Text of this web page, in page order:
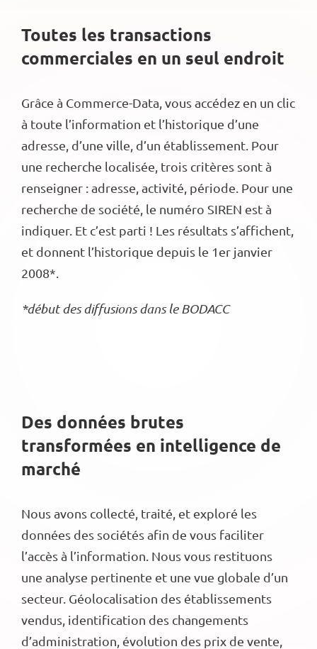
Toutes les transactions
commerciales en un seul endroit
Grâce à Commerce-Data, vous accédez en un clic
à toute l’information et l’historique d’une
adresse, d’une ville, d’un établissement. Pour
une recherche localisée, trois critères sont à
renseigner : adresse, activité, période. Pour une
recherche de société, le numéro SIREN est à
indiquer. Et c’est parti ! Les résultats s’affichent,
et donnent l’historique depuis le 1er janvier
2008*.
*début des diffusions dans le BODACC
Des données brutes
transformées en intelligence de
marché
Nous avons collecté, traité, et exploré les
données des sociétés afin de vous faciliter
l’accès à l’information. Nous vous restituons
une analyse pertinente et une vue globale d’un
secteur. Géolocalisation des établissements
vendus, identification des changements
d’administration, évolution des prix de vente,